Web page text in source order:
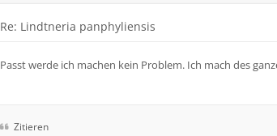
Re: Lindtneria panphyliensis
Passt werde ich machen kein Problem. Ich mach des
Zitieren